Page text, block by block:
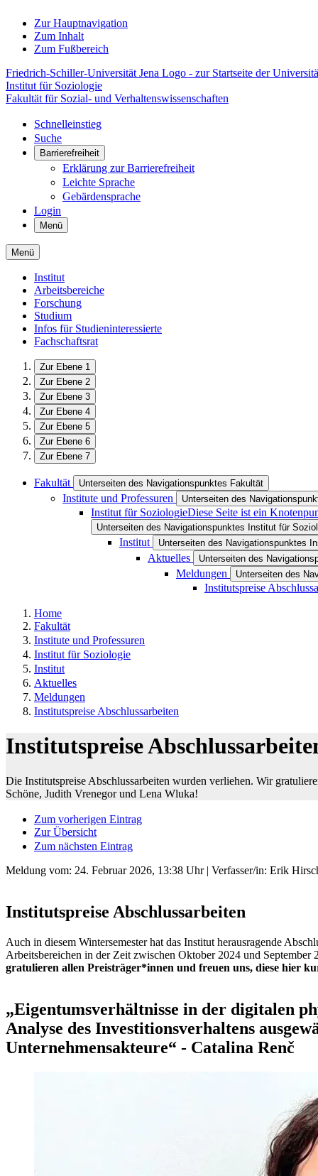
Zur Hauptnavigation
Zum Inhalt
Zum Fußbereich
Friedrich-Schiller-Universität Jena Logo - zur Startseite der
Institut für Soziologie
Fakultät für Sozial- und Verhaltenswissenschaften
Schnelleinstieg
Suche
Barrierefreiheit
Erklärung zur Barrierefreiheit
Leichte Sprache
Gebärdensprache
Login
Menü
Menü
Institut
Arbeitsbereiche
Forschung
Studium
Infos für Studieninteressierte
Fachschaftsrat
Zur Ebene 1
Zur Ebene 2
Zur Ebene 3
Zur Ebene 4
Zur Ebene 5
Zur Ebene 6
Zur Ebene 7
Fakultät Unterseiten des Navigationspunktes Fakultät
Institute und Professuren Unterseiten des
Institut für SoziologieDiese Seite ist ein
Unterseiten des Navigationspunktes Institut für
Institut Unterseiten des Navigationspunktes
Aktuelles Unterseiten des
Meldungen Unterseiten des
Institutspreise
Home
Fakultät
Institute und Professuren
Institut für Soziologie
Institut
Aktuelles
Meldungen
Institutspreise Abschlussarbeiten
Institutspreise
Die Institutspreise Abschlussarbeiten wurden verliehen. Wir
Schöne, Judith Vrenegor und Lena Wluka!
Zum vorherigen Eintrag
Zur Übersicht
Zum nächsten Eintrag
Meldung vom: 24. Februar 2026, 13:38 Uhr| Verfasser/in: Erik
Institutspreise Abschlussarbeiten
Auch in diesem Wintersemester hat das Institut herausragende
Arbeitsbereichen in der Zeit zwischen Oktober 2024 und September
gratulieren allen Preisträger*innen und freuen uns, diese hier
„Eigentumsverhältnisse in der digitalen
Analyse des Investitionsverhaltens
Unternehmensakteure“ - Catalina Renč